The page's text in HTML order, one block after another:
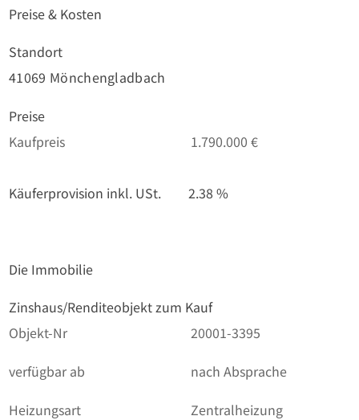
Preise & Kosten
Standort
41069 Mönchengladbach
Preise
Kaufpreis
1.790.000 €
Käuferprovision inkl. USt. 2.38 %
Die Immobilie
Zinshaus/Renditeobjekt zum Kauf
Objekt-Nr
20001-3395
verfügbar ab
nach Absprache
Heizungsart
Zentralheizung